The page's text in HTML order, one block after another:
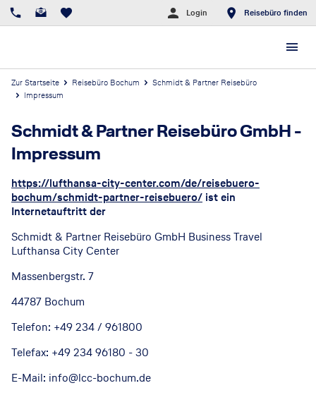
Login Reisebüro finden
Zur Startseite Reisebüro Bochum
Schmidt & Partner Reisebüro
Impressum
Schmidt & Partner Reisebüro GmbH-
Impressum
https://lufthansa-city-center.com/de/reisebuero-
bochum/schmidt-partner-reisebuero/ ist ein
Internetauftritt der
Schmidt & Partner Reisebüro GmbH Business Travel
Lufthansa City Center
Massenbergstr. 7
44787 Bochum
Telefon: +49 234 / 961800
Telefax: +49 234 96180 - 30
E-Mail: info@lcc-bochum.de